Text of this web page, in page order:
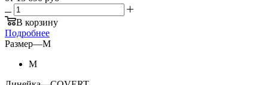
В корзину
Подробнее
Размер—M
M